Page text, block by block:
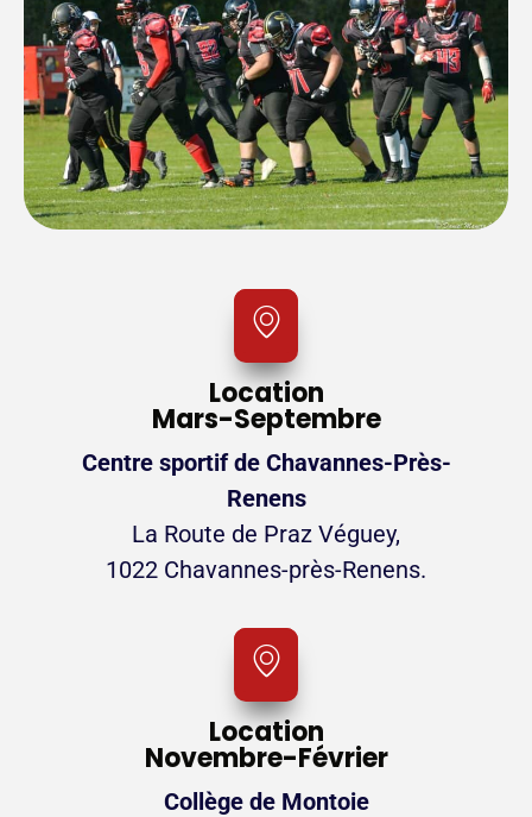
Location
Mars-Septembre
Centre sportif de Chavannes-Près-
Renens
La Route de Praz Véguey,
1022 Chavannes-près-Renens.
Location
Novembre-Février
Collège de Montoie